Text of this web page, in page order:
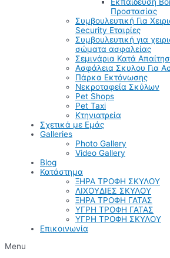
Προστασίας
Συμβουλευτική Για
Security Εταιρίες
Συμβουλευτική για
σώματα ασφαλείας
Σεμινάρια Κατά
Ασφάλεια Σκυλου Για
Πάρκα Εκτόνωσης
Νεκροταφεία Σκύλων
Pet Shops
Pet Taxi
Κτηνιατρεία
Σχετικά με Εμάς
Galleries
Photo Gallery
Video Gallery
Blog
Κατάστημα
ΞΗΡΑ ΤΡΟΦΗ ΣΚΥΛΟΥ
ΛΙΧΟΥΔΙΕΣ ΣΚΥΛΟΥ
ΞΗΡΑ ΤΡΟΦΗ ΓΑΤΑΣ
ΥΓΡΗ ΤΡΟΦΗ ΓΑΤΑΣ
ΥΓΡΗ ΤΡΟΦΗ ΣΚΥΛΟΥ
Επικοινωνία
Menu